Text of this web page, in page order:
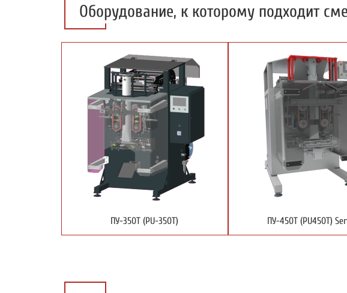
Оборудование, к которому подходит
ПУ-350Т (PU-350T) ПУ-450Т (PU450T)